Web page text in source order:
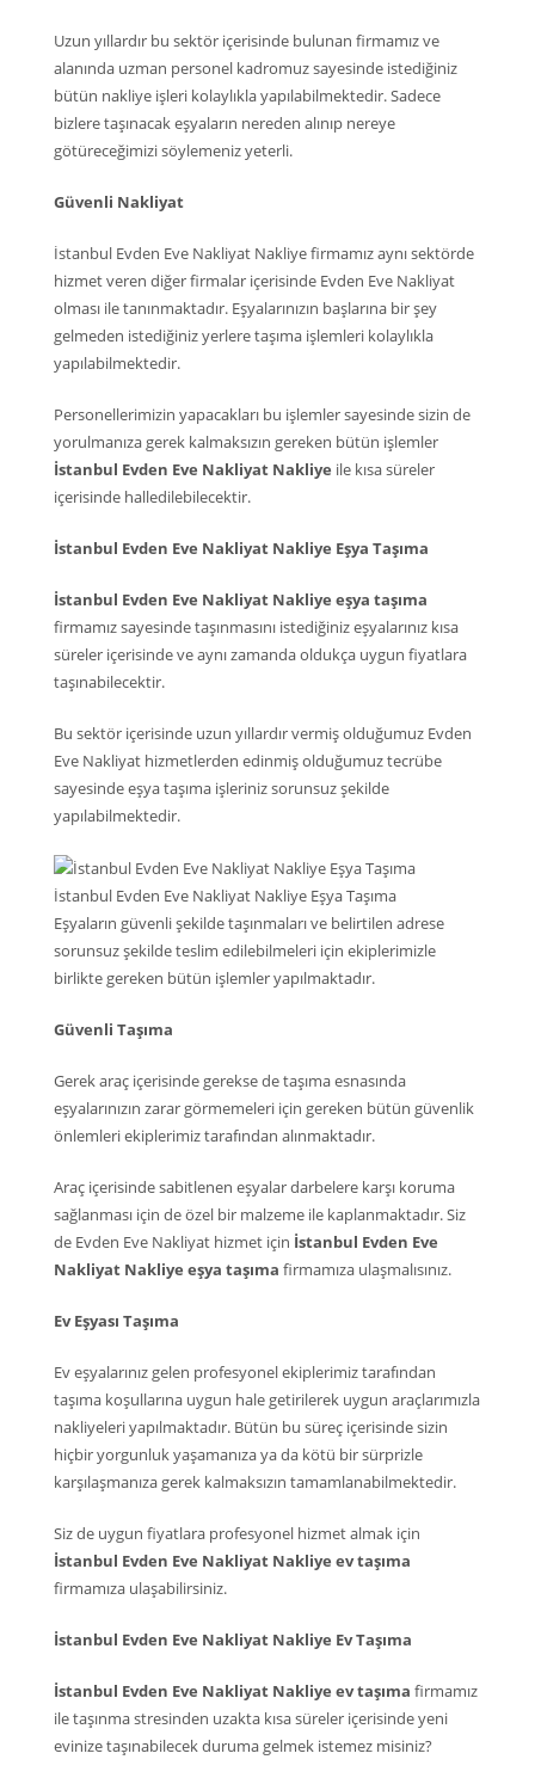
Uzun yıllardır bu sektör içerisinde bulunan firmamız ve
alanında uzman personel kadromuz sayesinde istediğiniz
bütün nakliye işleri kolaylıkla yapılabilmektedir. Sadece
bizlere taşınacak eşyaların nereden alınıp nereye
götüreceğimizi söylemeniz yeterli.
Güvenli Nakliyat
İstanbul Evden Eve Nakliyat Nakliye firmamız aynı sektörde
hizmet veren diğer firmalar içerisinde Evden Eve Nakliyat
olması ile tanınmaktadır. Eşyalarınızın başlarına bir şey
gelmeden istediğiniz yerlere taşıma işlemleri kolaylıkla
yapılabilmektedir.
Personellerimizin yapacakları bu işlemler sayesinde sizin de
yorulmanıza gerek kalmaksızın gereken bütün işlemler
İstanbul Evden Eve Nakliyat Nakliye ile kısa süreler
içerisinde halledilebilecektir.
İstanbul Evden Eve Nakliyat Nakliye Eşya Taşıma
İstanbul Evden Eve Nakliyat Nakliye eşya taşıma
firmamız sayesinde taşınmasını istediğiniz eşyalarınız kısa
süreler içerisinde ve aynı zamanda oldukça uygun fiyatlara
taşınabilecektir.
Bu sektör içerisinde uzun yıllardır vermiş olduğumuz Evden
Eve Nakliyat hizmetlerden edinmiş olduğumuz tecrübe
sayesinde eşya taşıma işleriniz sorunsuz şekilde
yapılabilmektedir.
İstanbul Evden Eve Nakliyat Nakliye Eşya Taşıma
Eşyaların güvenli şekilde taşınmaları ve belirtilen adrese
sorunsuz şekilde teslim edilebilmeleri için ekiplerimizle
birlikte gereken bütün işlemler yapılmaktadır.
Güvenli Taşıma
Gerek araç içerisinde gerekse de taşıma esnasında
eşyalarınızın zarar görmemeleri için gereken bütün güvenlik
önlemleri ekiplerimiz tarafından alınmaktadır.
Araç içerisinde sabitlenen eşyalar darbelere karşı koruma
sağlanması için de özel bir malzeme ile kaplanmaktadır. Siz
de Evden Eve Nakliyat hizmet için İstanbul Evden Eve
Nakliyat Nakliye eşya taşıma firmamıza ulaşmalısınız.
Ev Eşyası Taşıma
Ev eşyalarınız gelen profesyonel ekiplerimiz tarafından
taşıma koşullarına uygun hale getirilerek uygun araçlarımızla
nakliyeleri yapılmaktadır. Bütün bu süreç içerisinde sizin
hiçbir yorgunluk yaşamanıza ya da kötü bir sürprizle
karşılaşmanıza gerek kalmaksızın tamamlanabilmektedir.
Siz de uygun fiyatlara profesyonel hizmet almak için
İstanbul Evden Eve Nakliyat Nakliye ev taşıma
firmamıza ulaşabilirsiniz.
İstanbul Evden Eve Nakliyat Nakliye Ev Taşıma
İstanbul Evden Eve Nakliyat Nakliye ev taşıma firmamız
ile taşınma stresinden uzakta kısa süreler içerisinde yeni
evinize taşınabilecek duruma gelmek istemez misiniz?